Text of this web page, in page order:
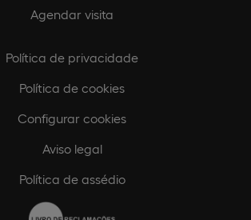
Agendar visita
Política de privacidade
Política de cookies
Configurar cookies
Aviso legal
Política de assédio